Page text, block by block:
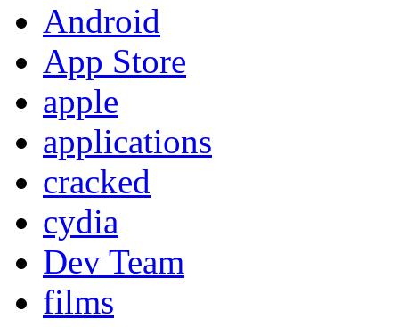
Android
App Store
apple
applications
cracked
cydia
Dev Team
films